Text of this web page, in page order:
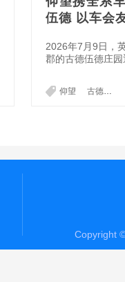
伍德 以车会
2026年7月9日，
郡的古德伍德庄
流淌着纯粹赛车
93年正式创办速
仰望 古德伍德
Copyright